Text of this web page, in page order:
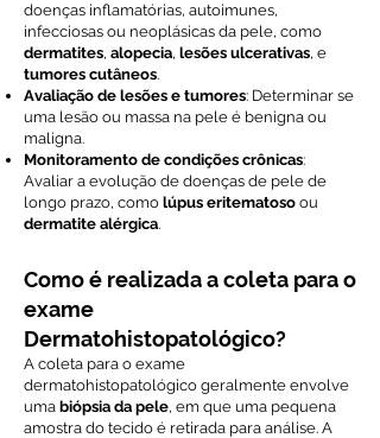
doenças inflamatórias, autoimunes,
infecciosas ou neoplásicas da pele, como
dermatites, alopecia, lesões ulcerativas, e
tumores cutâneos.
Avaliação de lesões e tumores: Determinar se
uma lesão ou massa na pele é benigna ou
maligna.
Monitoramento de condições crônicas:
Avaliar a evolução de doenças de pele de
longo prazo, como lúpus eritematoso ou
dermatite alérgica.
Como é realizada a coleta para o
exame
Dermatohistopatológico?
A coleta para o exame
dermatohistopatológico geralmente envolve
uma biópsia da pele, em que uma pequena
amostra do tecido é retirada para análise. A